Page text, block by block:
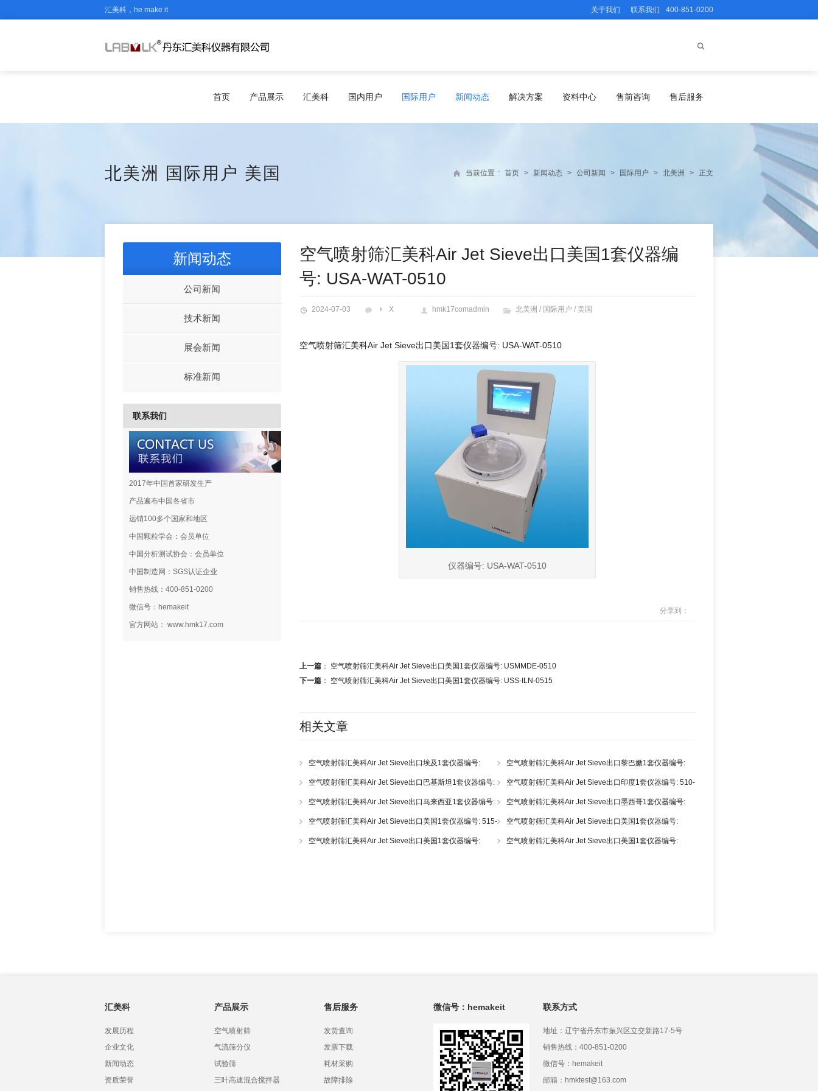
汇美科，he make it 关于我们 联系我们 400-851-0200
首页 产品展示 汇美科 国内用户 国际用户 新闻动态 解决方案 资料中心 售前咨询 售后服务
北美洲 国际用户 美国 当前位置 : 首页 > 新闻动态 > 公司新闻 > 国际用户 > 北美洲 > 正文
空气喷射筛汇美科Air Jet Sieve出口美国1套仪器编
号: USA-WAT-0510
2024-07-03 X hmk17comadmin 北美洲 / 国际用户 / 美国
空气喷射筛汇美科Air Jet Sieve出口美国1套仪器编号: USA-WAT-0510
仪器编号: USA-WAT-0510
分享到：
上一篇 ： 空气喷射筛汇美科Air Jet Sieve出口美国1套仪器编号: USMMDE-0510
下一篇 ： 空气喷射筛汇美科Air Jet Sieve出口美国1套仪器编号: USS-ILN-0515
相关文章
空气喷射筛汇美科Air Jet Sieve出口埃及1套仪器编号:
512A230117
空气喷射筛汇美科Air Jet Sieve出口黎巴嫩1套仪器编号:
512A22025
空气喷射筛汇美科Air Jet Sieve出口巴基斯坦1套仪器编号:
515-74-1906
空气喷射筛汇美科Air Jet Sieve出口印度1套仪器编号: 510-
71-1903
空气喷射筛汇美科Air Jet Sieve出口马来西亚1套仪器编号:
510-89-1921
空气喷射筛汇美科Air Jet Sieve出口墨西哥1套仪器编号:
MICRO-DE-510
空气喷射筛汇美科Air Jet Sieve出口美国1套仪器编号: 515-
67-1827
空气喷射筛汇美科Air Jet Sieve出口美国1套仪器编号:
USX-WPI-0510
空气喷射筛汇美科Air Jet Sieve出口美国1套仪器编号:
空气喷射筛汇美科Air Jet Sieve出口美国1套仪器编号:
新闻动态
公司新闻
技术新闻
展会新闻
标准新闻
联系我们
2017年中国首家研发生产
产品遍布中国各省市
远销100多个国家和地区
中国颗粒学会：会员单位
中国分析测试协会：会员单位
中国制造网：SGS认证企业
销售热线：400-851-0200
微信号：hemakeit
官方网站： www.hmk17.com
汇美科
发展历程
企业文化
新闻动态
资质荣誉
产品展示
空气喷射筛
气流筛分仪
试验筛
三叶高速混合搅拌器
售后服务
发货查询
发票下载
耗材采购
故障排除
微信号：hemakeit 联系方式
地址：辽宁省丹东市振兴区立交新路17-5号
销售热线：400-851-0200
微信号：hemakeit
邮箱：hmktest@163.com